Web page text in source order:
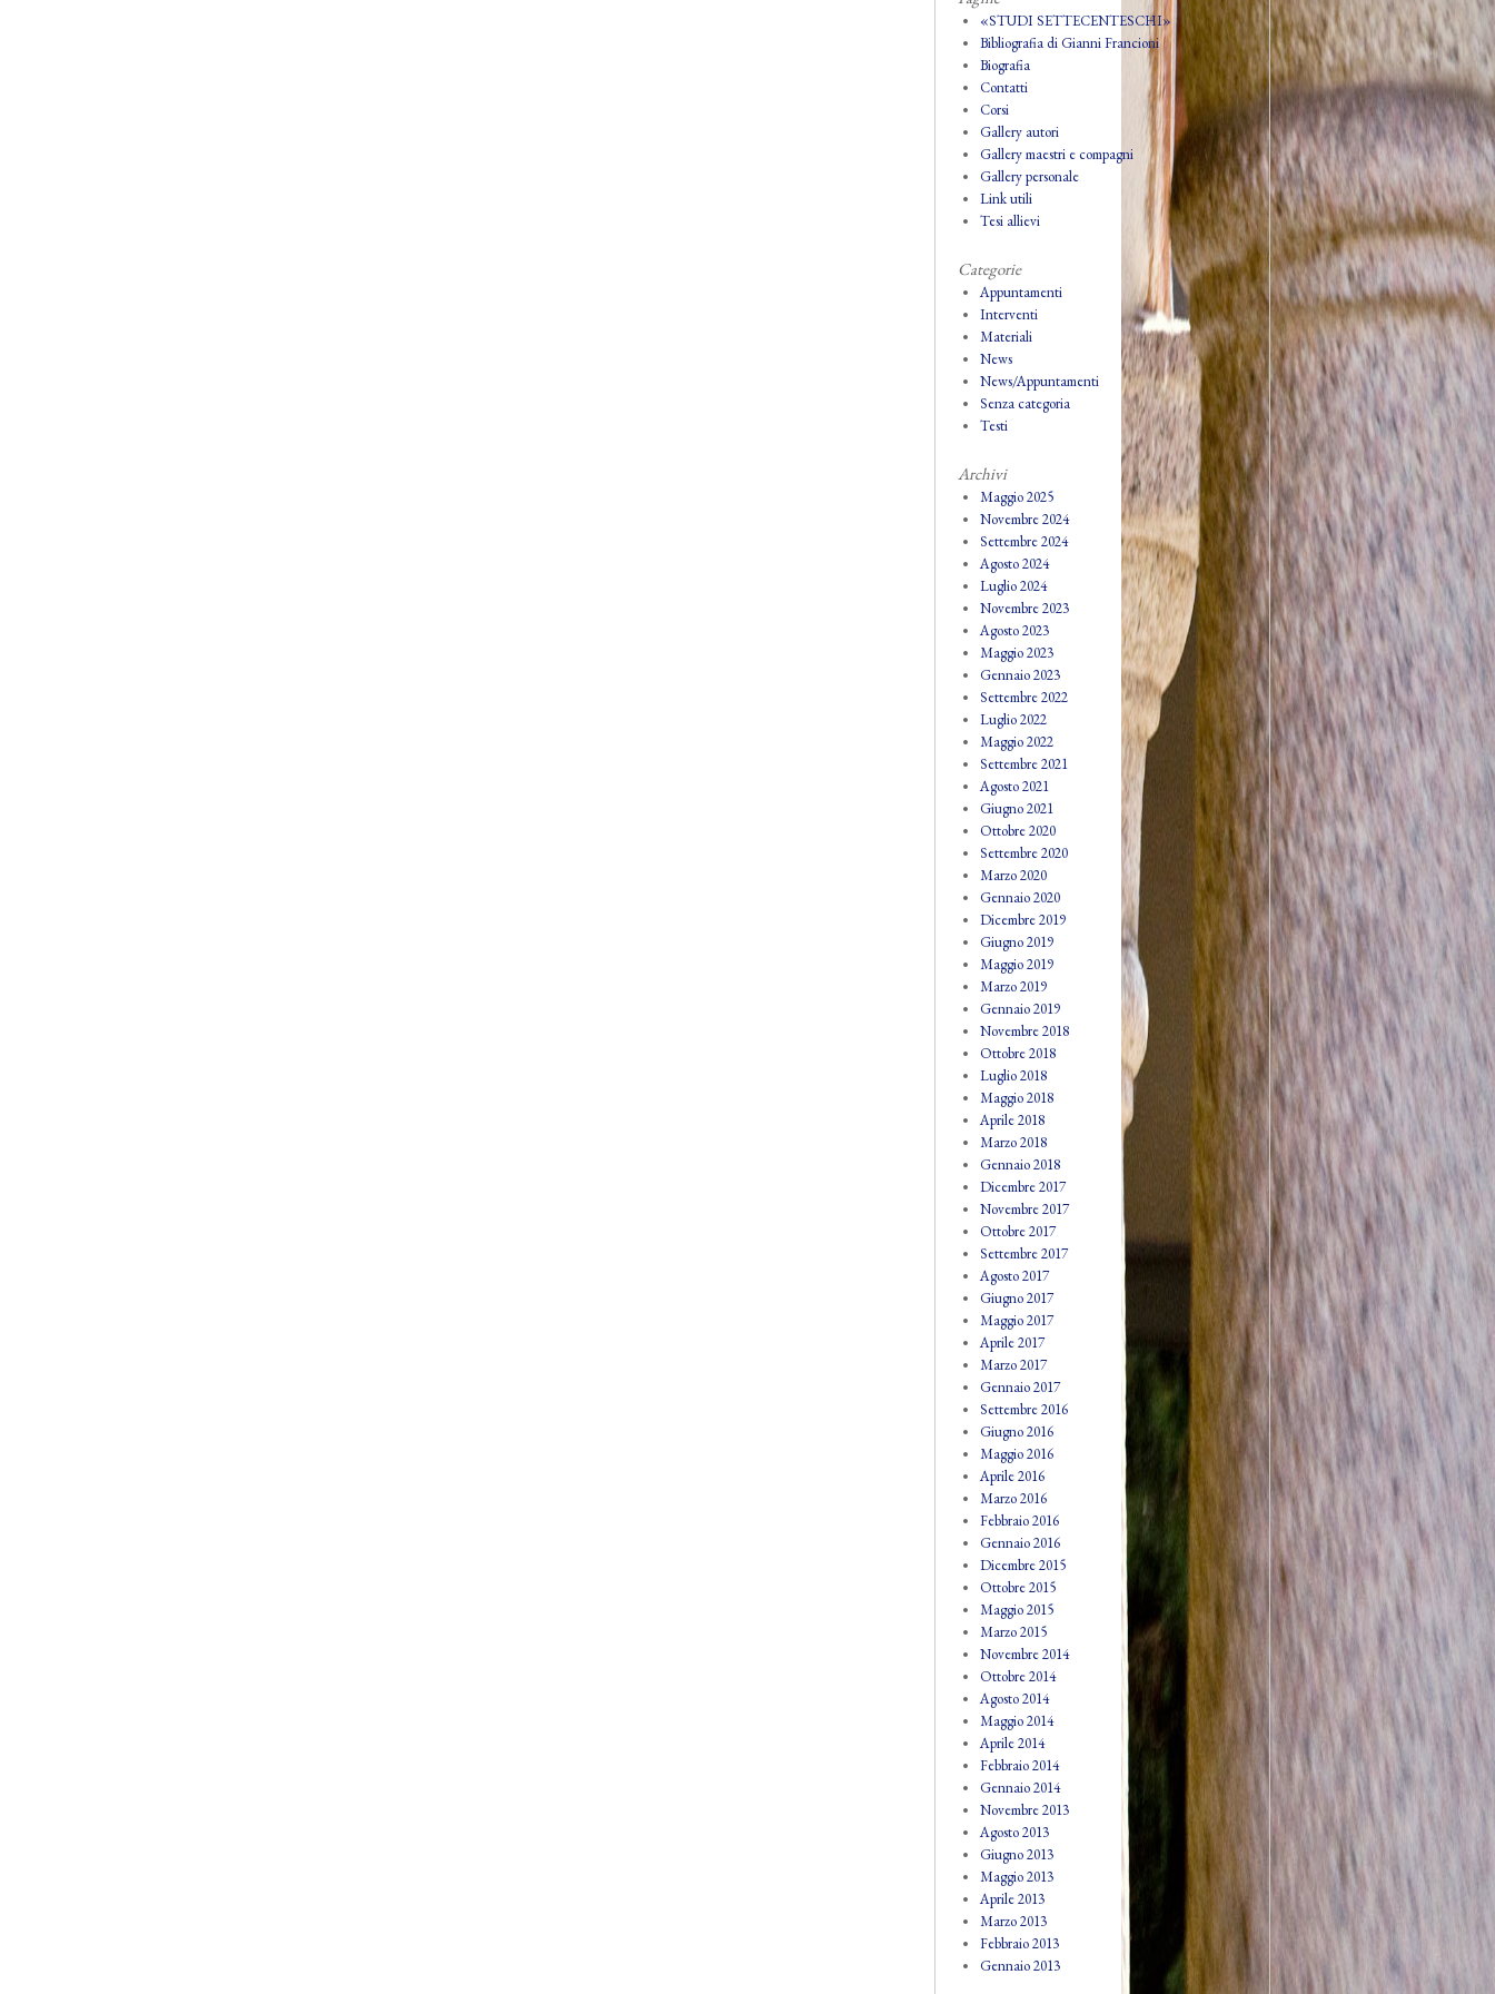
«STUDI SETTECENTESCHI»
Bibliografia di Gianni Francioni
Biografia
Contatti
Corsi
Gallery autori
Gallery maestri e compagni
Gallery personale
Link utili
Tesi allievi
Categorie
Appuntamenti
Interventi
Materiali
News
News/Appuntamenti
Senza categoria
Testi
Archivi
Maggio 2025
Novembre 2024
Settembre 2024
Agosto 2024
Luglio 2024
Novembre 2023
Agosto 2023
Maggio 2023
Gennaio 2023
Settembre 2022
Luglio 2022
Maggio 2022
Settembre 2021
Agosto 2021
Giugno 2021
Ottobre 2020
Settembre 2020
Marzo 2020
Gennaio 2020
Dicembre 2019
Giugno 2019
Maggio 2019
Marzo 2019
Gennaio 2019
Novembre 2018
Ottobre 2018
Luglio 2018
Maggio 2018
Aprile 2018
Marzo 2018
Gennaio 2018
Dicembre 2017
Novembre 2017
Ottobre 2017
Settembre 2017
Agosto 2017
Giugno 2017
Maggio 2017
Aprile 2017
Marzo 2017
Gennaio 2017
Settembre 2016
Giugno 2016
Maggio 2016
Aprile 2016
Marzo 2016
Febbraio 2016
Gennaio 2016
Dicembre 2015
Ottobre 2015
Maggio 2015
Marzo 2015
Novembre 2014
Ottobre 2014
Agosto 2014
Maggio 2014
Aprile 2014
Febbraio 2014
Gennaio 2014
Novembre 2013
Agosto 2013
Giugno 2013
Maggio 2013
Aprile 2013
Marzo 2013
Febbraio 2013
Gennaio 2013